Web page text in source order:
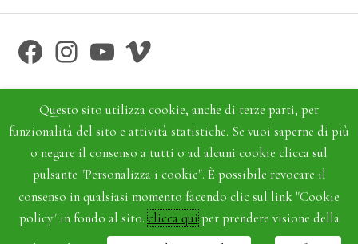
Facebook
Instagram
YouTube
Vimeo
Questo sito utilizza cookie, anche di terze parti, per
funzionalità del sito e attività statistiche. Se vuoi saperne di più
o negare il consenso a tutti o ad alcuni cookie clicca sul
pulsante "Personalizza i cookie". È possibile revocare il
consenso in qualsiasi momento facendo clic sul link "Cookie
policy" in fondo al sito.clicca quiper prendere visione della